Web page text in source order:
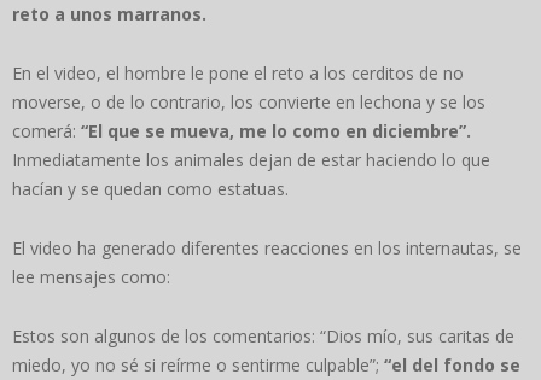
reto a unos marranos.
En el video, el hombre le pone el reto a los cerditos de no
moverse, o de lo contrario, los convierte en lechona y se los
comerá: “El que se mueva, me lo como en diciembre”.
Inmediatamente los animales dejan de estar haciendo lo que
hacían y se quedan como estatuas.
El video ha generado diferentes reacciones en los internautas, se
lee mensajes como:
Estos son algunos de los comentarios: “Dios mío, sus caritas de
miedo, yo no sé si reírme o sentirme culpable”; “el del fondo se